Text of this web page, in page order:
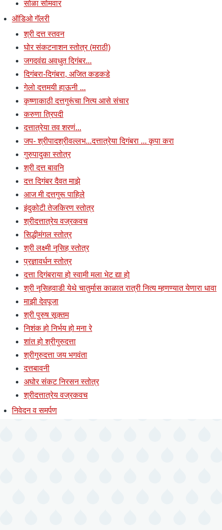
सोळा सोमवार
ऑडिओ गॅलरी
श्री दत्त स्तवन
घोर संकटनाशन स्तोत्र (मराठी)
जगदवंद्य अवधुत दिगंबर...
दिगंबरा-दिगंबरा, अजित कडकडे
गेलो दत्तमयी हाऊनी ...
कृष्णाकाठी दत्तगुरूंचा नित्य आसे संचार
करुणा त्रिपदी
दत्तात्रेया तव शरणं...
जप- श्रीपादश्रीवल्लभ...दत्तात्रेया दिगंबरा ... कृपा करा
गुरुपादुका स्तोत्र
श्री दत्त बावनि
दत्त दिगंबर दैवत माझे
आज मी दत्तगुरू पाहिले
इंदुकोटी तेजकिरण स्तोत्र
श्रीदत्तात्रेय वज्रकवच
सिद्धीमंगल स्तोत्र
श्री लक्ष्मी नृसिह स्तोत्र
प्रज्ञावर्धन स्तोत्र
दत्ता दिगंबराया हो स्वामी मला भेट द्या हो
श्री नृसिहवाडी येथे चातुर्मास काळात रात्री नित्य म्हणण्यात येणारा धावा
माझी देवपूजा
श्री पुरुष सूक्तम
निशंक हो निर्भय हो मना रे
शांत हो श्रीगुरुदत्ता
श्रीगुरुदत्ता जय भगवंता
दत्तबावनी
अघोर संकट निरसन स्तोत्र
श्रीदत्तात्रेय वज्रकवच
निवेदन व समर्पण